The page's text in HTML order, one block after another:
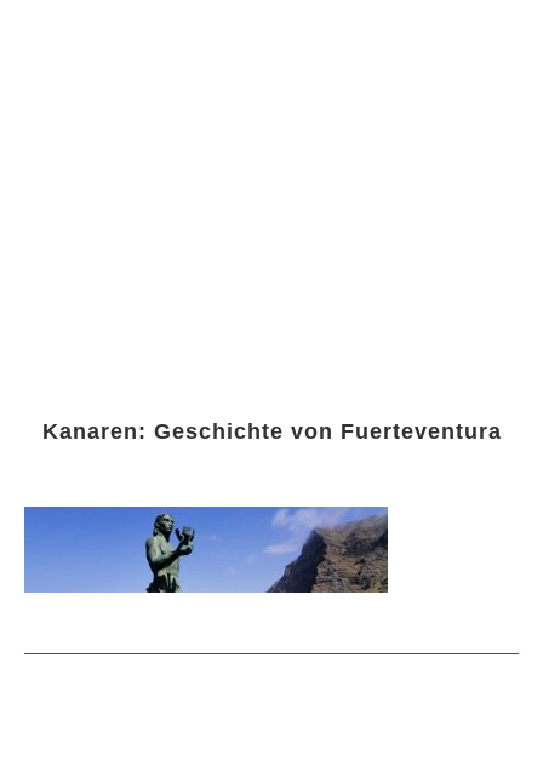
Kanaren: Geschichte von Fuerteventura